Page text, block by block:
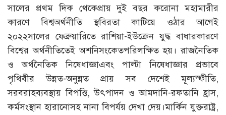
সালের প্রথম দিক থেকেপ্রায় দুই বছর করোনা মহামারীর
কারণে বিশ্বঅর্থনীতি স্থবিরতা কাটিয়ে ওঠার আগেই
২০২২সালের ফেব্রুয়ারিতে রাশিয়া-ইউক্রেন যুদ্ধ বাধারকারণে
বিশ্বের অর্থনীতিতেই অশনিসংকেতপরিলক্ষিত হয়। রাজনৈতিক
ও অর্থনৈতিক নিষেধাজ্ঞাএবং পাল্টা নিষেধাজ্ঞার প্রভাবে
পৃথিবীর উন্নত-অনুন্নত প্রায় সব দেশেই মূল্যস্ফীতি,
সরবরাহব্যবস্থায় বিপত্তি, উৎপাদন ও আমদানি-রফতানি হ্রাস,
কর্মসংস্থান হারানোসহ নানা বিপর্যয় দেখা দেয়।মার্কিন যুক্তরাষ্ট্র,